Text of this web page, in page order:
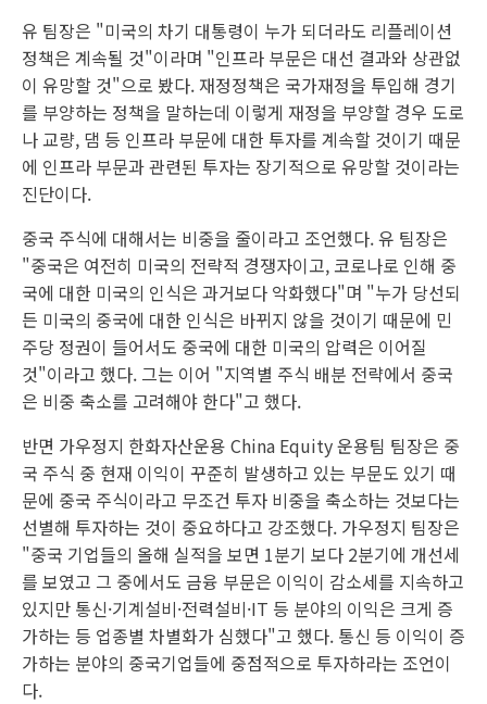
유 팀장은 "미국의 차기 대통령이 누가 되더라도 리플레이션
정책은 계속될 것"이라며 "인프라 부문은 대선 결과와 상관없
이 유망할 것"으로 봤다. 재정정책은 국가재정을 투입해 경기
를 부양하는 정책을 말하는데 이렇게 재정을 부양할 경우 도로
나 교량, 댐 등 인프라 부문에 대한 투자를 계속할 것이기 때문
에 인프라 부문과 관련된 투자는 장기적으로 유망할 것이라는
진단이다.
중국 주식에 대해서는 비중을 줄이라고 조언했다. 유 팀장은
"중국은 여전히 미국의 전략적 경쟁자이고, 코로나로 인해 중
국에 대한 미국의 인식은 과거보다 악화했다"며 "누가 당선되
든 미국의 중국에 대한 인식은 바뀌지 않을 것이기 때문에 민
주당 정권이 들어서도 중국에 대한 미국의 압력은 이어질
것"이라고 했다. 그는 이어 "지역별 주식 배분 전략에서 중국
은 비중 축소를 고려해야 한다"고 했다.
반면 가우정지 한화자산운용 China Equity 운용팀 팀장은 중
국 주식 중 현재 이익이 꾸준히 발생하고 있는 부문도 있기 때
문에 중국 주식이라고 무조건 투자 비중을 축소하는 것보다는
선별해 투자하는 것이 중요하다고 강조했다. 가우정지 팀장은
"중국 기업들의 올해 실적을 보면 1분기 보다 2분기에 개선세
를 보였고 그 중에서도 금융 부문은 이익이 감소세를 지속하고
있지만 통신·기계설비·전력설비·IT 등 분야의 이익은 크게 증
가하는 등 업종별 차별화가 심했다"고 했다. 통신 등 이익이 증
가하는 분야의 중국기업들에 중점적으로 투자하라는 조언이
다.